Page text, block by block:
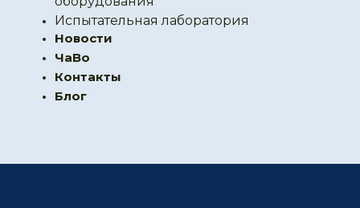
Испытательная лаборатория
Новости
ЧаВо
Контакты
Блог